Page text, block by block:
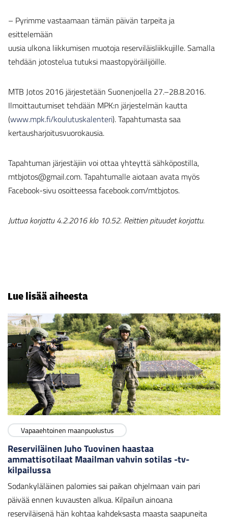
– Pyrimme vastaamaan tämän päivän tarpeita ja
esittelemään
uusia ulkona liikkumisen muotoja reserviläisliikkujille. Samalla
tehdään jotostelua tutuksi maastopyöräilijöille.
MTB Jotos 2016 järjestetään Suonenjoella 27.–28.8.2016.
Ilmoittautumiset tehdään MPK:n järjestelmän kautta
(www.mpk.fi/koulutuskalenteri). Tapahtumasta saa
kertausharjoitusvuorokausia.
Tapahtuman järjestäjiin voi ottaa yhteyttä sähköpostilla,
mtbjotos@gmail.com. Tapahtumalle aiotaan avata myös
Facebook-sivu osoitteessa facebook.com/mtbjotos.
Juttua korjattu 4.2.2016 klo 10.52. Reittien pituudet korjattu.
Lue lisää aiheesta
Vapaaehtoinen maanpuolustus
Reserviläinen Juho Tuovinen haastaa
ammattisotilaat Maailman vahvin sotilas -tv-
kilpailussa
Sodankyläläinen palomies sai paikan ohjelmaan vain pari
päivää ennen kuvausten alkua. Kilpailun ainoana
reserviläisenä hän kohtaa kahdeksasta maasta saapuneita